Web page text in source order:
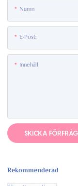
Namn
E-Post:
Innehåll
SKICKA
Rekommenderad